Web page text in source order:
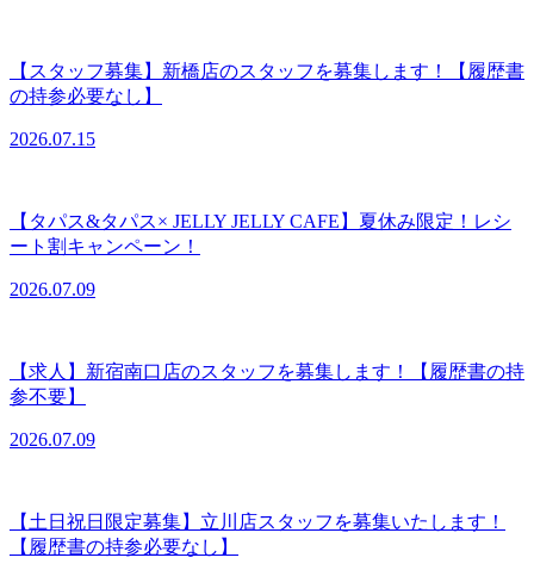
【スタッフ募集】新橋店のスタッフを募集します！【履歴書
の持参必要なし】
2026.07.15
【タパス&タパス× JELLY JELLY CAFE】夏休み限定！レシ
ート割キャンペーン！
2026.07.09
【求人】新宿南口店のスタッフを募集します！【履歴書の持
参不要】
2026.07.09
【土日祝日限定募集】立川店スタッフを募集いたします！
【履歴書の持参必要なし】